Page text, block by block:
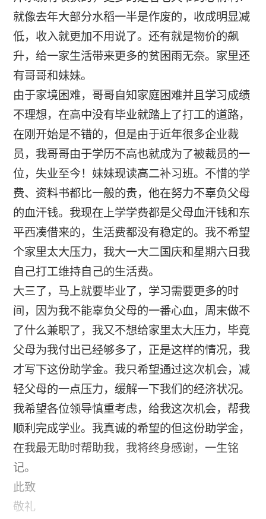
就像去年大部分水稻一半是作废的，收成明显减
低，收入就更加不用说了。还有就是物价的飙
升，给一家生活带来更多的贫困雨无奈。家里还
有哥哥和妹妹。
由于家境困难，哥哥自知家庭困难并且学习成绩
不理想，在高中没有毕业就踏上了打工的道路，
在刚开始是不错的，但是由于近年很多企业裁
员，我哥哥由于学历不高也就成为了被裁员的一
位，失业至今！妹妹现读高二补习班。不惜的学
费、资料书都比一般的贵，他在努力不辜负父母
的血汗钱。我现在上学学费都是父母血汗钱和东
平西凑借来的，生活费都没有稳定的。我不希望
个家里太大压力，我大一大二国庆和星期六日我
自己打工维持自己的生活费。
大三了，马上就要毕业了，学习需要更多的时
间，因为我不能辜负父母的一番心血，周末做不
了什么兼职了，我又不想给家里太大压力，毕竟
父母为我付出已经够多了，正是这样的情况，我
才写下这份助学金。我只希望通过这次机会，减
轻父母的一点压力，缓解一下我们的经济状况。
我希望各位领导慎重考虑，给我这次机会，帮我
顺利完成学业。我真诚的希望的但这份助学金，
在我最无助时帮助我，我将终身感谢，一生铭
记。
此致
敬礼